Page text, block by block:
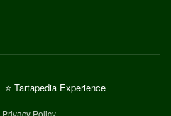
⭐ Tartapedia Experience
Privacy Policy